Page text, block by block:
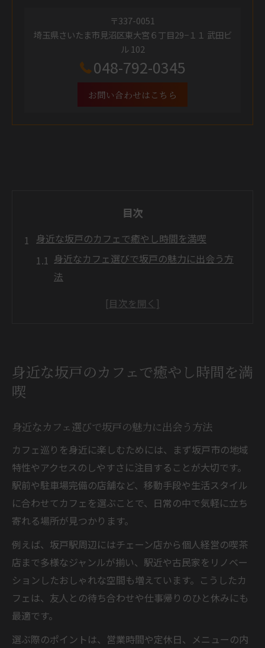
〒337-0051
埼玉県さいたま市見沼区東大宮６丁目29−１１ 武田ビ
ル 102
048-792-0345
お問い合わせはこちら
目次
身近な坂戸のカフェで癒やし時間を満喫
身近なカフェ選びで坂戸の魅力に出会う方
法
カフェで癒やしを実感できる坂戸の楽しみ
カフェ巡りが日常になる坂戸のおすすめ体
空間が映えるおしゃれカフェを坂戸で探す楽し
さ
おしゃれなカフェ空間で坂戸を新発見する
カフェ巡りで映える空間を坂戸で体感しよ
う
坂戸のカフェ空間がおしゃれ女子に人気の
理由
身近な坂戸カフェで写真映え空間を楽しむ
方法
おしゃれなカフェ選びが坂戸で楽しくなる
個室や駐車場ありの坂戸カフェでゆっくり過ご
身近な坂戸のカフェで癒やし時間を満
喫
身近なカフェ選びで坂戸の魅力に出会う方法
カフェ巡りを身近に楽しむためには、まず坂戸市の地域
特性やアクセスのしやすさに注目することが大切です。
駅前や駐車場完備の店舗など、移動手段や生活スタイル
に合わせてカフェを選ぶことで、日常の中で気軽に立ち
寄れる場所が見つかります。
例えば、坂戸駅周辺にはチェーン店から個人経営の喫茶
店まで多様なジャンルが揃い、駅近や古民家をリノベー
ションしたおしゃれな空間も増えています。こうしたカ
フェは、友人との待ち合わせや仕事帰りのひと休みにも
最適です。
選ぶ際のポイントは、営業時間や定休日、メニューの内